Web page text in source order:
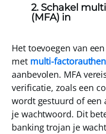
2. Schakel
(MFA) in
Het toevoegen van
met multi-
aanbevolen. MFA
verificatie, zoals een
wordt gestuurd of een
je wachtwoord. Dit
banking trojan je